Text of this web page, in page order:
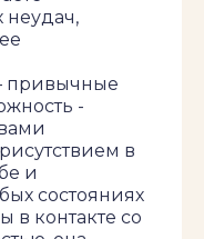
неудач,
привычные
-
в
и
состояниях
в контакте со